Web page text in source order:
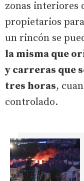
zonas interiores
propietarios
un rincón se
la misma que
y carreras que
tres horas,
controlado.